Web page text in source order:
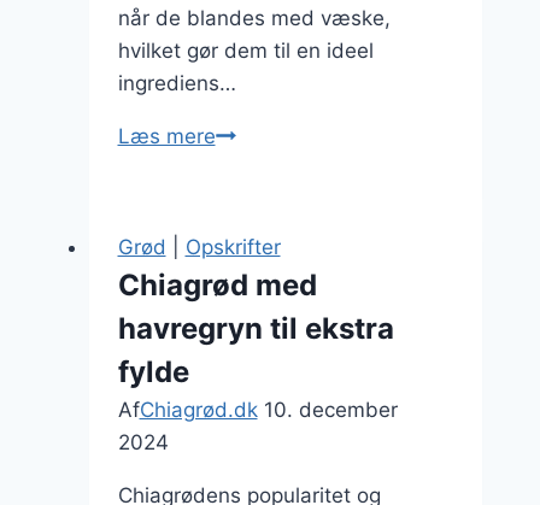
når de blandes med væske,
hvilket gør dem til en ideel
ingrediens…
Læs mereChiagrød
agavesirup
Grød Opskrifter
Chiagrød med
havregryn til ekstra
fylde
AfChiagrød.dk 10. december
2024
Chiagrødens popularitet og